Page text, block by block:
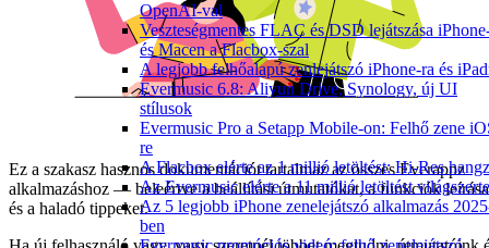
OpenAI-val
Veszteségmentes FLAC és DSD lejátszása
és Macen a Flacbox-szal
A legjobb felhőalapú zenlejátszó iPhone-ra és
Evermusic 6.8: Aliyun Drive, Synology, új UI
stílusok
Evermusic Pro a Setapp Mobile-on: Felhő zene
re
A Flacbox elérte az 1 millió letöltést: Hi-Res
Az Evermusic elérte a 11 millió letöltést világszerte
Az 5 legjobb iPhone zenelejátszó alkalmazás
ben
Ez a szakasz hasznos dokumentációt tartalmaz az összes Everappz
alkalmazáshoz — beleértve a beállítási útmutatókat, a funkciók
és a haladó tippeket.